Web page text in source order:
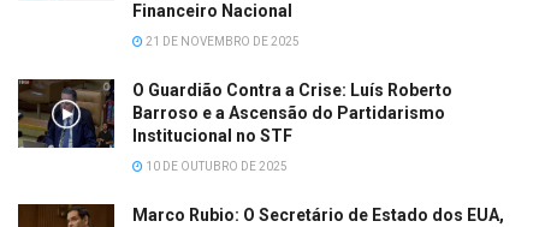
Financeiro Nacional
21 DE NOVEMBRO DE 2025
O Guardião Contra a Crise: Luís Roberto
Barroso e a Ascensão do Partidarismo
Institucional no STF
10 DE OUTUBRO DE 2025
Marco Rubio: O Secretário de Estado dos EUA,